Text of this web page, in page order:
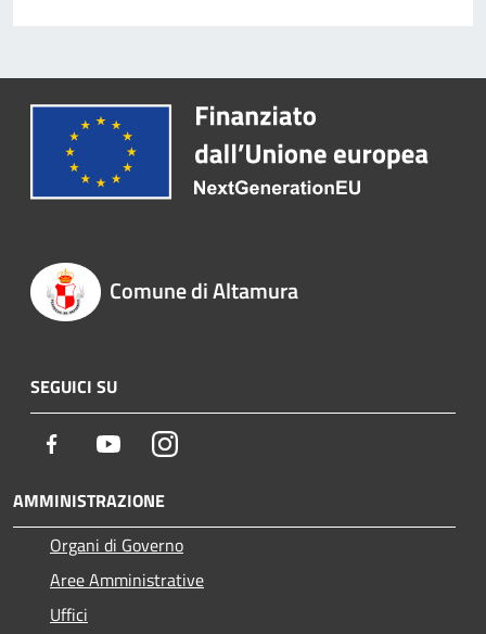
Comune di Altamura
SEGUICI SU
Facebook YoutubeInstagram
AMMINISTRAZIONE
Organi di Governo
Aree Amministrative
Uffici